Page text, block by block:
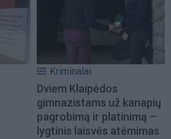
Kriminalai
Dviem Klaipėdos
gimnazistams už kanapių
pagrobimą ir platinimą –
lygtinis laisvės atėmimas